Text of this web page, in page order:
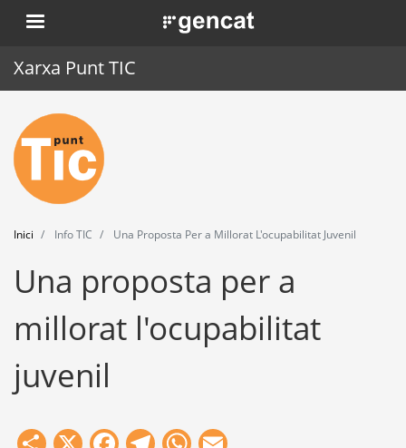
Vés
al
. Obre en una nova finestra.
Xarxa Punt TIC
Inici
Punt TIC
Actualitat
Agenda
Formació
Eines
Inici Info TIC Una Proposta Per a Millorat L'ocupabilitat Juvenil
Una proposta per a
millorat l'ocupabilitat
juvenil
Share
X Facebook
Telegram
WhatsApp